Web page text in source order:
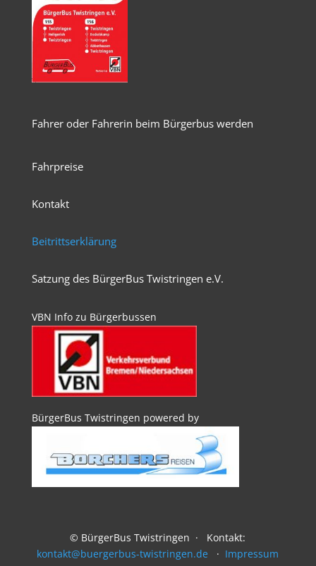
Fahrer oder Fahrerin beim Bürgerbus werden
Fahrpreise
Kontakt
Beitrittserklärung
Satzung des BürgerBus Twistringen e.V.
VBN Info zu Bürgerbussen
BürgerBus Twistringen powered by
© BürgerBus Twistringen · Kontakt:
kontakt@buergerbus-twistringen.de · Impressum